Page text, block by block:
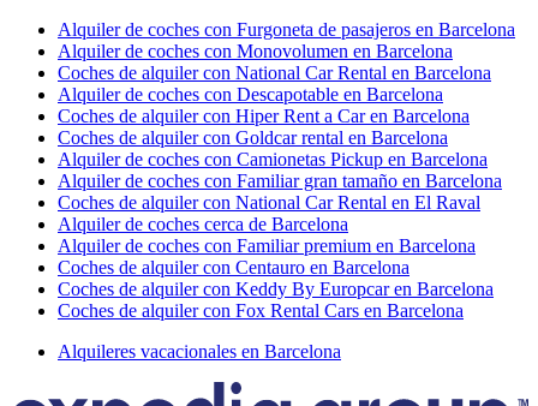
Alquiler de coches con Furgoneta de pasajeros en Barcelona
Alquiler de coches con Monovolumen en Barcelona
Coches de alquiler con National Car Rental en Barcelona
Alquiler de coches con Descapotable en Barcelona
Coches de alquiler con Hiper Rent a Car en Barcelona
Coches de alquiler con Goldcar rental en Barcelona
Alquiler de coches con Camionetas Pickup en Barcelona
Alquiler de coches con Familiar gran tamaño en Barcelona
Coches de alquiler con National Car Rental en El Raval
Alquiler de coches cerca de Barcelona
Alquiler de coches con Familiar premium en Barcelona
Coches de alquiler con Centauro en Barcelona
Coches de alquiler con Keddy By Europcar en Barcelona
Coches de alquiler con Fox Rental Cars en Barcelona
Alquileres vacacionales en Barcelona